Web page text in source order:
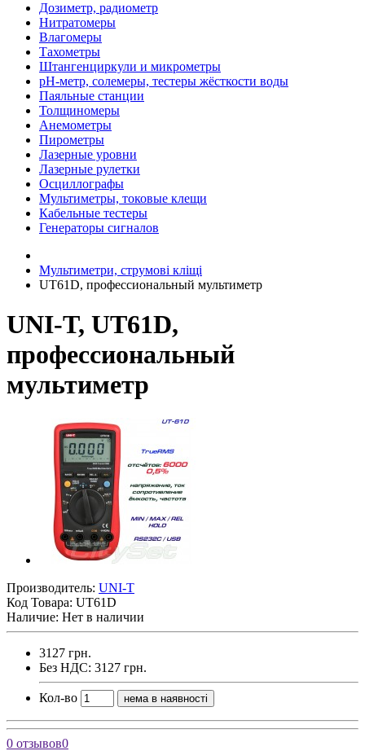
Дозиметр, радиометр
Нитратомеры
Влагомеры
Тахометры
Штангенциркули и микрометры
pH-метр, солемеры, тестеры жёсткости воды
Паяльные станции
Толщиномеры
Анемометры
Пирометры
Лазерные уровни
Лазерные рулетки
Осциллографы
Мультиметры, токовые клещи
Кабельные тестеры
Генераторы сигналов
Мультиметри, струмові кліщі
UT61D, профессиональный мультиметр
UNI-T, UT61D,
профессиональный
мультиметр
Производитель: UNI-T
Код Товара: UT61D
Наличие: Нет в наличии
3127 грн.
Без НДС: 3127 грн.
Кол-во нема в наявності
0 отзывов0